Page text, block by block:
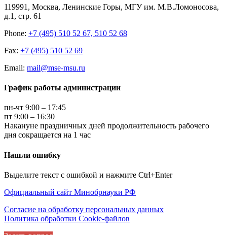
119991, Москва, Ленинские Горы, МГУ им. М.В.Ломоносова,
д.1, стр. 61
Phone: +7 (495) 510 52 67, 510 52 68
Fax: +7 (495) 510 52 69
Email: mail@mse-msu.ru
График работы администрации
пн-чт 9:00 – 17:45
пт 9:00 – 16:30
Накануне праздничных дней продолжительность рабочего
дня сокращается на 1 час
Нашли ошибку
Выделите текст с ошибкой и нажмите Ctrl+Enter
Официальный сайт Минобрнауки РФ
Согласие на обработку персональных данных
Политика обработки Cookie-файлов